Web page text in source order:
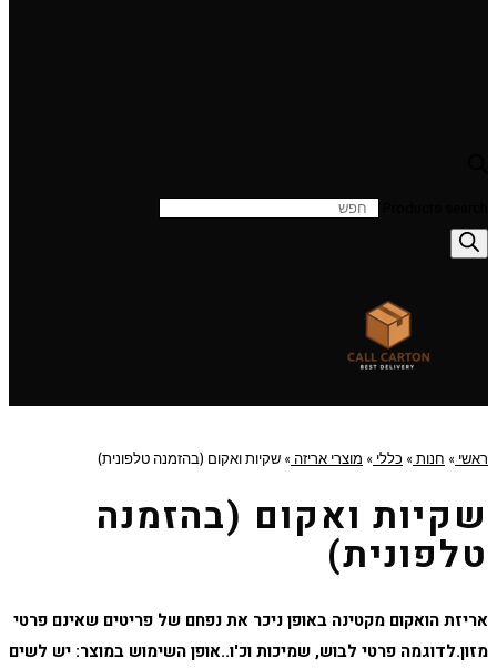
ראשי» חנות » כללי» מוצרי אריזה» שקיות ואקום (בהזמנה טלפונית)
שקיות ואקום (בהזמנה
טלפונית)
אריזת הואקום מקטינה באופן ניכר את נפחם של פריטים שאינם פרטי
מזון.לדוגמה פרטי לבוש, שמיכות וכ'ו..אופן השימוש במוצר: יש לשים